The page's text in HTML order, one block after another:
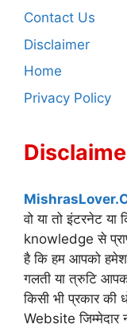
Contact Us
Disclaimer
Home
Privacy Policy
वो या तो इंटरनेट
knowledge से
है कि हम आपको
गलती या त्रुटि
किसी भी प्रकार की
Website जिम्मेदार